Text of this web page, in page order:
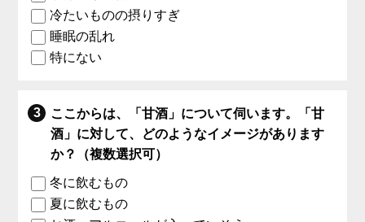
冷たいものの摂りすぎ
睡眠の乱れ
特にない
ここからは、「甘酒」について伺います。「甘
酒」に対して、どのようなイメージがあります
か？（複数選択可）
冬に飲むもの
夏に飲むもの